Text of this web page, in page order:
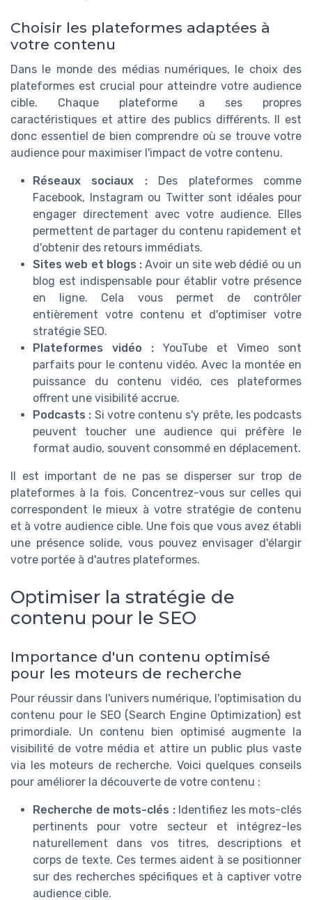
Choisir les plateformes adaptées à
votre contenu
Dans le monde des médias numériques, le choix des
plateformes est crucial pour atteindre votre audience
cible. Chaque plateforme a ses propres
caractéristiques et attire des publics différents. Il est
donc essentiel de bien comprendre où se trouve votre
audience pour maximiser l'impact de votre contenu.
Réseaux sociaux :Des plateformes comme
Facebook, Instagram ou Twitter sont idéales pour
engager directement avec votre audience. Elles
permettent de partager du contenu rapidement et
d'obtenir des retours immédiats.
Sites web et blogs : Avoir un site web dédié ou un
blog est indispensable pour établir votre présence
en ligne. Cela vous permet de contrôler
entièrement votre contenu et d'optimiser votre
stratégie SEO.
Plateformes vidéo : YouTube et Vimeo sont
parfaits pour le contenu vidéo. Avec la montée en
puissance du contenu vidéo, ces plateformes
offrent une visibilité accrue.
Podcasts : Si votre contenu s'y prête, les podcasts
peuvent toucher une audience qui préfère le
format audio, souvent consommé en déplacement.
Il est important de ne pas se disperser sur trop de
plateformes à la fois. Concentrez-vous sur celles qui
correspondent le mieux à votre stratégie de contenu
et à votre audience cible. Une fois que vous avez établi
une présence solide, vous pouvez envisager d'élargir
votre portée à d'autres plateformes.
Optimiser la stratégie de
contenu pour le SEO
Importance d'un contenu optimisé
pour les moteurs de recherche
Pour réussir dans l'univers numérique, l'optimisation du
contenu pour le SEO (Search Engine Optimization) est
primordiale. Un contenu bien optimisé augmente la
visibilité de votre média et attire un public plus vaste
via les moteurs de recherche. Voici quelques conseils
pour améliorer la découverte de votre contenu :
Recherche de mots-clés :Identifiez les mots-clés
pertinents pour votre secteur et intégrez-les
naturellement dans vos titres, descriptions et
corps de texte. Ces termes aident à se positionner
sur des recherches spécifiques et à captiver votre
audience cible.